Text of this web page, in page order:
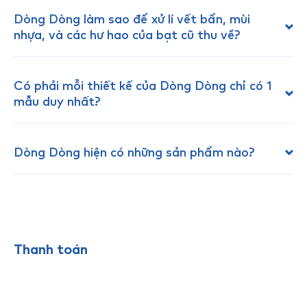
Dòng Dòng làm sao để xử lí vết bẩn, mùi
nhựa, và các hư hao của bạt cũ thu về?
Có phải mỗi thiết kế của Dòng Dòng chỉ có 1
mẫu duy nhất?
Dòng Dòng hiện có những sản phẩm nào?
Thanh toán